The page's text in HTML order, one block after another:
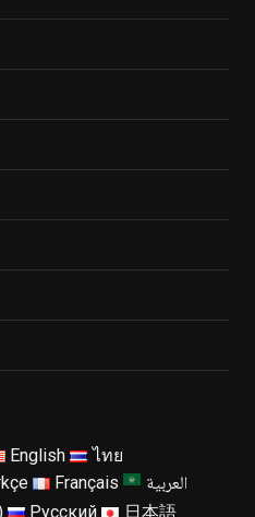
English
ไทย
Français العربية
Русский 日本語